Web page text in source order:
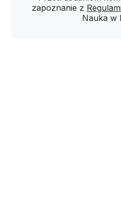
zapoznanie z
Nauka w